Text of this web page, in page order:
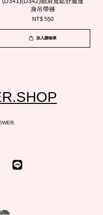
身吊帶褲
NT$ 550
加入購物車